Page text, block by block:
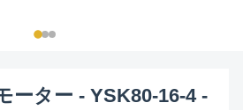
ーター - YSK80-16-4 -